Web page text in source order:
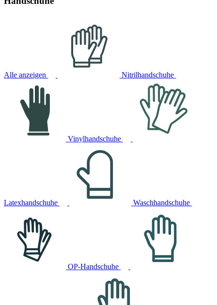
Alle anzeigen Nitrilhandschuhe
Vinylhandschuhe
Latexhandschuhe Waschhandschuhe
OP-Handschuhe